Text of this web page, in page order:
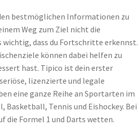
bestmöglichen Informationen zu
Weg zum Ziel nicht die
dass du Fortschritte erkennst.
können dabei helfen zu
hast. Tipico ist dein erster
lizenzierte und legale
eine ganze Reihe an Sportarten im
Basketball, Tennis und Eishockey. Bei
die Formel 1 und Darts wetten.